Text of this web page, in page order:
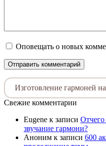
Оповещать о новых
Изготовление гармоней на
Свежие комментарии
Eugene к записи Отчего
звучание гармони?
Аноним к записи 600